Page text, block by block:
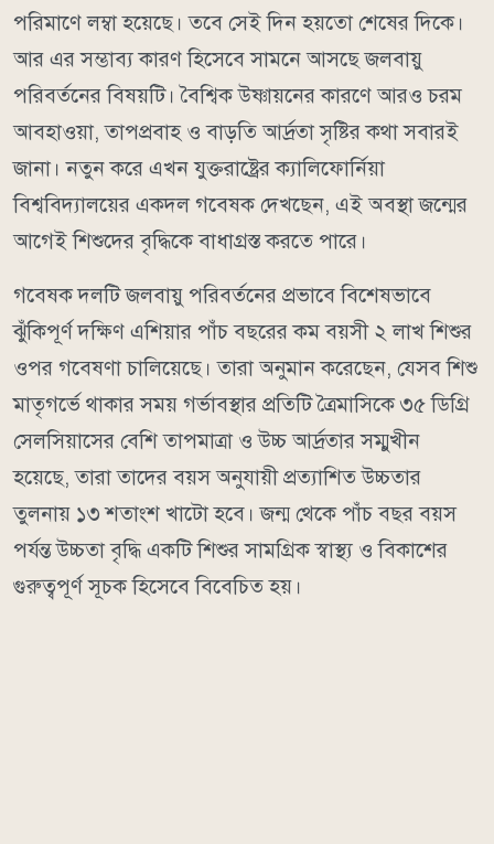
পরিমাণে লম্বা হয়েছে। তবে সেই দিন হয়তো শেষের দিকে।
আর এর সম্ভাব্য কারণ হিসেবে সামনে আসছে জলবায়ু
পরিবর্তনের বিষয়টি। বৈশ্বিক উষ্ণায়নের কারণে আরও চরম
আবহাওয়া, তাপপ্রবাহ ও বাড়তি আর্দ্রতা সৃষ্টির কথা সবারই
জানা। নতুন করে এখন যুক্তরাষ্ট্রের ক্যালিফোর্নিয়া
বিশ্ববিদ্যালয়ের একদল গবেষক দেখছেন, এই অবস্থা জন্মের
আগেই শিশুদের বৃদ্ধিকে বাধাগ্রস্ত করতে পারে।
গবেষক দলটি জলবায়ু পরিবর্তনের প্রভাবে বিশেষভাবে
ঝুঁকিপূর্ণ দক্ষিণ এশিয়ার পাঁচ বছরের কম বয়সী ২ লাখ শিশুর
ওপর গবেষণা চালিয়েছে। তারা অনুমান করেছেন, যেসব শিশু
মাতৃগর্ভে থাকার সময় গর্ভাবস্থার প্রতিটি ত্রৈমাসিকে ৩৫ ডিগ্রি
সেলসিয়াসের বেশি তাপমাত্রা ও উচ্চ আর্দ্রতার সম্মুখীন
হয়েছে, তারা তাদের বয়স অনুযায়ী প্রত্যাশিত উচ্চতার
তুলনায় ১৩ শতাংশ খাটো হবে। জন্ম থেকে পাঁচ বছর বয়স
পর্যন্ত উচ্চতা বৃদ্ধি একটি শিশুর সামগ্রিক স্বাস্থ্য ও বিকাশের
গুরুত্বপূর্ণ সূচক হিসেবে বিবেচিত হয়।